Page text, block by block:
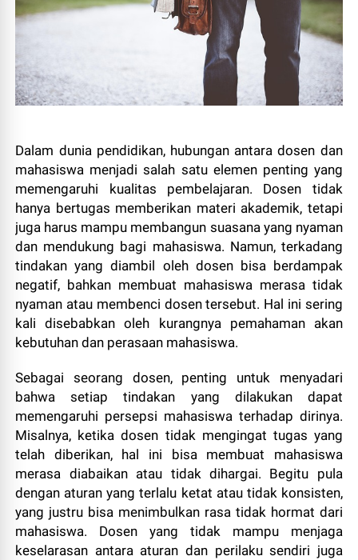
Dalam dunia pendidikan, hubungan antara dosen dan
mahasiswa menjadi salah satu elemen penting yang
memengaruhi kualitas pembelajaran. Dosen tidak
hanya bertugas memberikan materi akademik, tetapi
juga harus mampu membangun suasana yang nyaman
dan mendukung bagi mahasiswa. Namun, terkadang
tindakan yang diambil oleh dosen bisa berdampak
negatif, bahkan membuat mahasiswa merasa tidak
nyaman atau membenci dosen tersebut. Hal ini sering
kali disebabkan oleh kurangnya pemahaman akan
kebutuhan dan perasaan mahasiswa.
Sebagai seorang dosen, penting untuk menyadari
bahwa setiap tindakan yang dilakukan dapat
memengaruhi persepsi mahasiswa terhadap dirinya.
Misalnya, ketika dosen tidak mengingat tugas yang
telah diberikan, hal ini bisa membuat mahasiswa
merasa diabaikan atau tidak dihargai. Begitu pula
dengan aturan yang terlalu ketat atau tidak konsisten,
yang justru bisa menimbulkan rasa tidak hormat dari
mahasiswa. Dosen yang tidak mampu menjaga
keselarasan antara aturan dan perilaku sendiri juga